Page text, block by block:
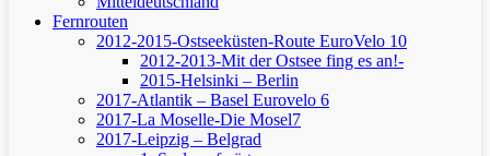
Fernrouten
2012-2015-Ostseeküsten-Route EuroVelo 10
2012-2013-Mit der Ostsee fing es an!-
2015-Helsinki – Berlin
2017-Atlantik – Basel Eurovelo 6
2017-La Moselle-Die Mosel7
2017-Leipzig – Belgrad